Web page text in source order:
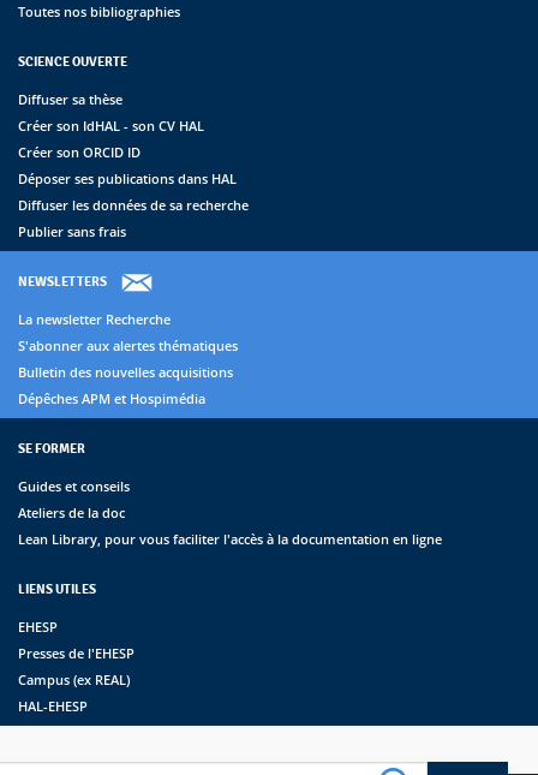
Toutes nos bibliographies
SCIENCE OUVERTE
Diffuser sa thèse
Créer son IdHAL - son CV HAL
Créer son ORCID ID
Déposer ses publications dans HAL
Diffuser les données de sa recherche
Publier sans frais
NEWSLETTERS
La newsletter Recherche
S'abonner aux alertes thématiques
Bulletin des nouvelles acquisitions
Dépêches APM et Hospimédia
SE FORMER
Guides et conseils
Ateliers de la doc
Lean Library, pour vous faciliter l'accès à la documentation en ligne
LIENS UTILES
EHESP
Presses de l'EHESP
Campus (ex REAL)
HAL-EHESP